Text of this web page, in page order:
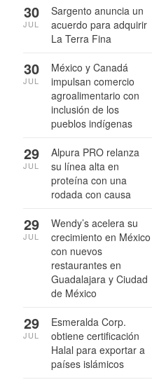
Sargento anuncia un
acuerdo para adquirir
La Terra Fina
30
JUL
México y Canadá
impulsan comercio
agroalimentario con
inclusión de los
pueblos indígenas
30
JUL
Alpura PRO relanza
su línea alta en
proteína con una
rodada con causa
29
JUL
Wendy’s acelera su
crecimiento en México
con nuevos
restaurantes en
Guadalajara y Ciudad
de México
29
JUL
Esmeralda Corp.
obtiene certificación
Halal para exportar a
países islámicos
29
JUL